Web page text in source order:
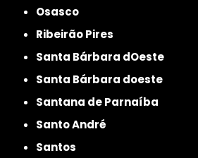
Osasco
Ribeirão Pires
Santa Bárbara dOeste
Santa Bárbara doeste
Santana de Parnaíba
Santo André
Santos